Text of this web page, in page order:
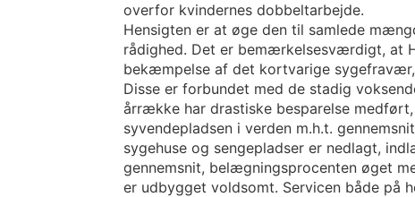
overfor kvindernes dobbeltarbejde.
Hensigten er at øge den til samlede
rådighed. Det er bemærkelsesværdigt, at
bekæmpelse af det kortvarige
Disse er forbundet med de stadig
årrække har drastiske besparelse
syvendepladsen i verden m.h.t.
sygehuse og sengepladser er nedlagt,
gennemsnit, belægningsprocenten øget
er udbygget voldsomt. Servicen både på